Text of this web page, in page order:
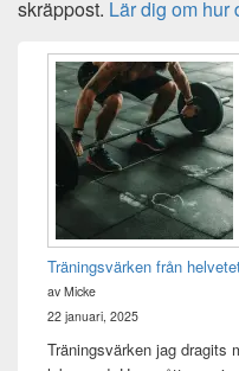
skräppost. Lär dig om hur
Primära
sidofältet
Widget
område
Träningsvärken från
av Micke
22 januari, 2025
Träningsvärken jag dragits